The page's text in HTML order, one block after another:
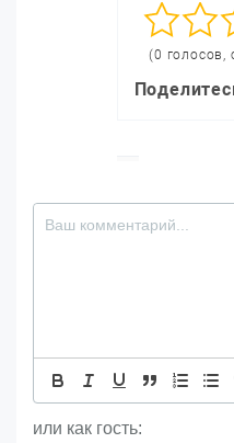
(0 голосов,
или как гость: